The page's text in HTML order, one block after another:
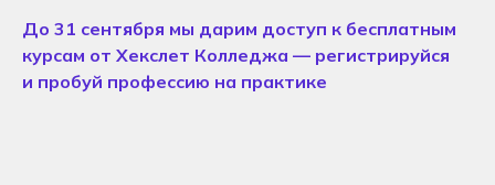
До 31 сентября мы дарим доступ к бесплатным
курсам от Хекслет Колледжа — регистрируйся
и пробуй профессию на практике